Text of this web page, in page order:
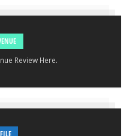
Review Here.